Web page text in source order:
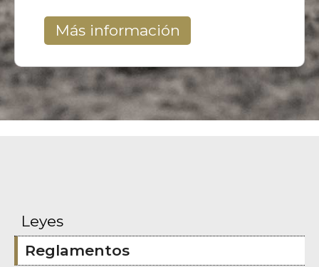
Más información
Leyes
Reglamentos